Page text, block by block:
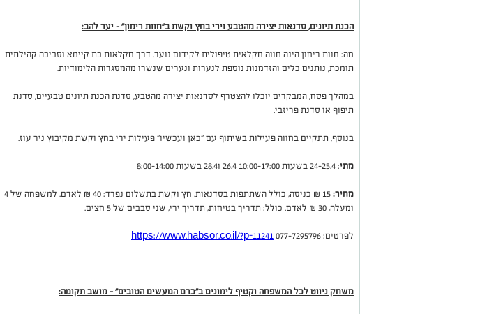
הכנת תיונים, סדנאות יצירה מהטבע וירי בחץ וקשת ב"חוות רימון" – יער להב:
מה: חוות רימון הינה חווה חקלאית טיפולית לקידום נוער. דרך חקלאות בת קיימא וסביבה קהילתית
תומכת, נותנים כלים והזדמנות נוספת לנערות ונערים שנשרו מהמסגרות הלימודיות.
במהלך פסח, המבקרים יוכלו להצטרף לסדנאות יצירה מהטבע, סדנת הכנת תיונים טבעיים, סדנת
תיפוף או סדנת פריזבי.
בנוסף, תתקיים בחווה פעילות בשיתוף עם "כאן ועכשיו" פעילות ירי בחץ וקשת מקיבוץ ניר עוז.
מתי: 24-25.4 בשעות 10:00-17:00 26.4 ו28.4 בשעות 8:00-14:00
מחיר:
15 ₪ כניסה, כולל השתתפות בסדנאות. חץ וקשת בתשלום נפרד: 40 ₪ לאדם. למשפחה של 4
ומעלה, 30 ₪ לאדם. כולל: תדריך בטיחות, תדריך ירי, שני סבבים של 5 חצים.
לפרטים: 077-7295796 https://www.habsor.co.il/?p=11241
משחק ניווט לכל המשפחה וקטיף לימונים ב"כרם המעשים הטובים" – מושב תקומה: